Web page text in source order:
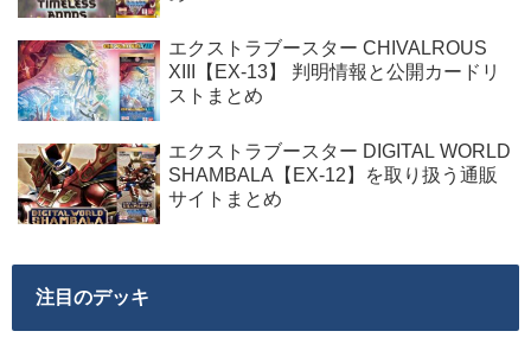
エクストラブースター CHIVALROUS
XIII【EX-13】 判明情報と公開カードリ
ストまとめ
エクストラブースター DIGITAL WORLD
SHAMBALA【EX-12】を取り扱う通販
サイトまとめ
注目のデッキ